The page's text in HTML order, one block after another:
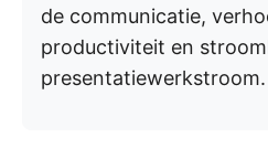
de communicatie,
productiviteit en
presentatiewerkstroom.